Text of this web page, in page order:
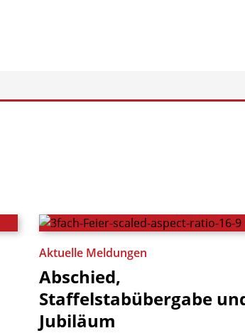
Aktuelle Meldungen
Abschied,
Staffelstabübergabe
Jubiläum